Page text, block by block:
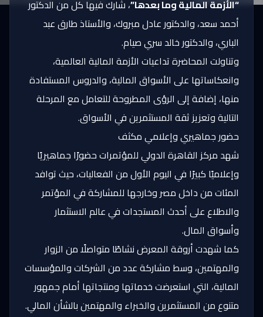
“الأزمة المالية وما بعدها”، شارك فيها كل من الدكتور
أحمد سعد، والدكتور عادل مبروك، والأستاذ طارق عبد
الباري، والدكتور خالد سري صيام.
وتناولت المحاضرة تداعيات الأزمة المالية العالمية،
وانعكاساتها على الأسواق المالية، والدروس المستفادة
منها، إضافة إلى الرؤى المطروحة للتعامل مع المرحلة
التالية وتعزيز ثقة المستثمرين في الأسواق.
حضور جماهيري وإعلامي مكثف
شهد مركز القاهرة الدولي للمؤتمرات حضورًا جماهيريًا
وإعلاميًا كبيرًا في اليوم الأول من الفعاليات، حيث توافد
المئات من داخل مصر وخارجها للمشاركة في المؤتمر
والاطلاع على أحدث المستجدات في عالم الاستثمار
وأسواق المال.
كما شهدت أروقة المعرض نشاطًا متواصلًا من الزوار
والمهتمين، وسط مشاركة عدد من الشركات والمؤسسات
المالية، التي استعرضت خدماتها ومنتجاتها أمام جمهور
متنوع من المستثمرين والخبراء والمهتمين بالشأن المالي.